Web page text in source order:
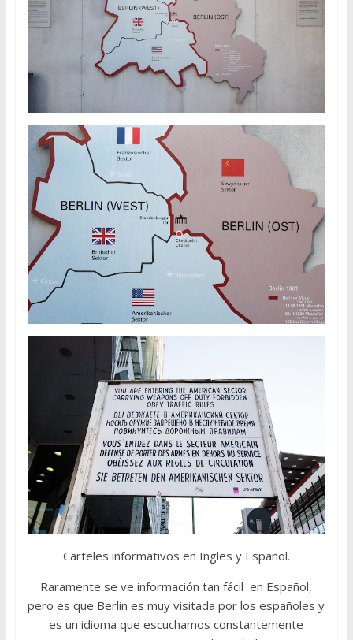
Carteles informativos en Ingles y Español.
Raramente se ve información tan fácil en Español,
pero es que Berlin es muy visitada por los españoles y
es un idioma que escuchamos constantemente